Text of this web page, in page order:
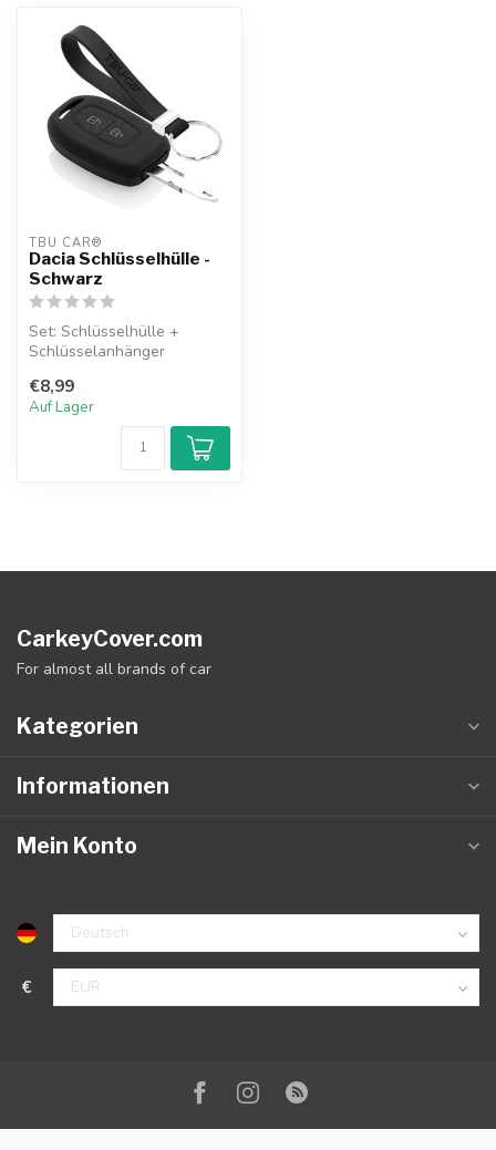
TBU CAR®
Dacia Schlüsselhülle -
Schwarz
Set: Schlüsselhülle +
Schlüsselanhänger
€8,99
Auf Lager
CarkeyCover.com
For almost all brands of car
Kategorien
Informationen
Mein Konto
€